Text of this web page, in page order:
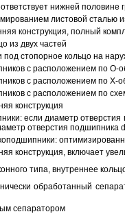
нижней половине
листовой сталью
конструкция, полный
из двух частей
стопорное кольцо на
с расположением по О-
с расположением по Х-
с расположением по
конструкция
если диаметр
отверстия
конструкция, включает
типа, внутреннее
обработанный
сепаратором